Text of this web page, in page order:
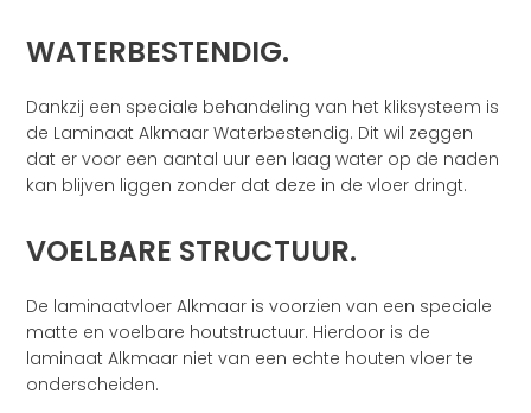
WATERBESTENDIG.
Dankzij een speciale behandeling van het kliksysteem is
de Laminaat Alkmaar Waterbestendig. Dit wil zeggen
dat er voor een aantal uur een laag water op de naden
kan blijven liggen zonder dat deze in de vloer dringt.
VOELBARE STRUCTUUR.
De laminaatvloer Alkmaar is voorzien van een speciale
matte en voelbare houtstructuur. Hierdoor is de
laminaat Alkmaar niet van een echte houten vloer te
onderscheiden.